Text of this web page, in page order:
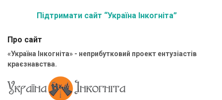
Підтримати сайт “Україна Інкогніта”
Про сайт
«Україна Інкогніта» - неприбутковий проект ентузіастів
краєзнавства.